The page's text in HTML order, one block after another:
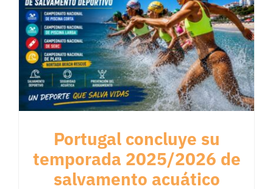
Portugal concluye su
temporada 2025/2026 de
salvamento acuático